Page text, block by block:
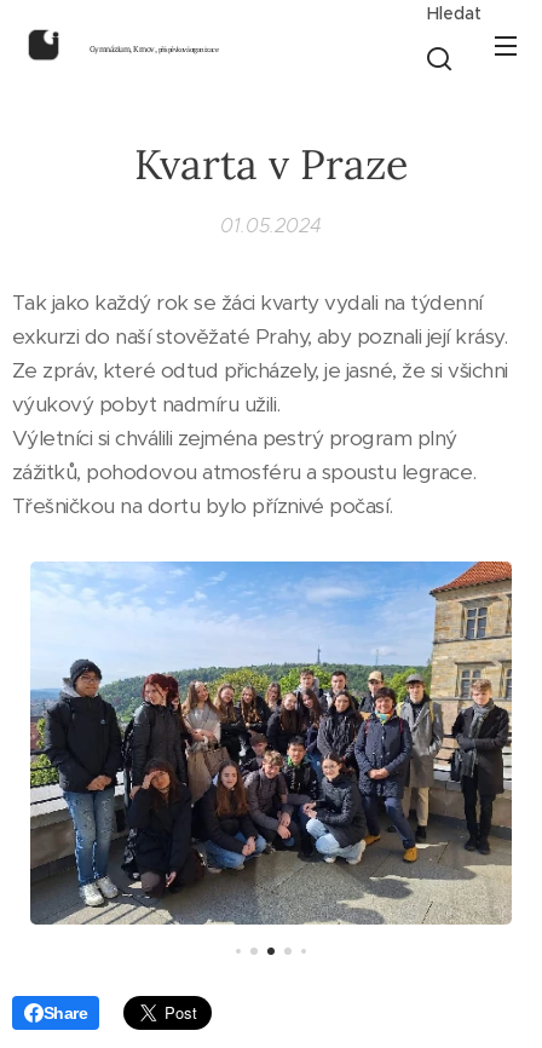
Gymnázium, Krnov,příspěvková organizace
Hledat
Kvarta v Praze
01.05.2024
Tak jako každý rok se žáci kvarty vydali na týdenní
exkurzi do naší stověžaté Prahy, aby poznali její krásy.
Ze zpráv, které odtud přicházely, je jasné, že si všichni
výukový pobyt nadmíru užili.
Výletníci si chválili zejména pestrý program plný
zážitků, pohodovou atmosféru a spoustu legrace.
Třešničkou na dortu bylo příznivé počasí.
Share